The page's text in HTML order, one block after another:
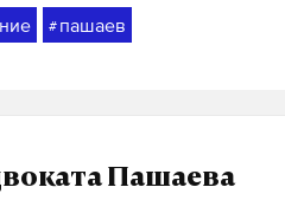
# пашаев
Пашаева